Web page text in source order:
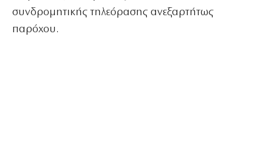
συνδρομητικής τηλεόρασης ανεξαρτήτως
παρόχου.